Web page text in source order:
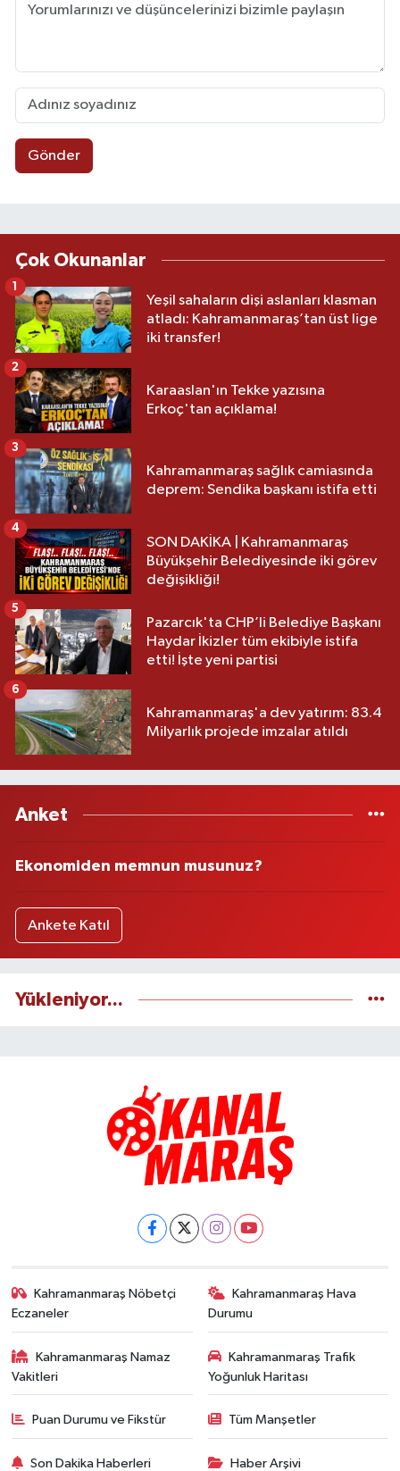
Gönder
Çok Okunanlar
Yeşil sahaların dişi aslanları klasman
atladı: Kahramanmaraş’tan üst lige
iki transfer!
1
Karaaslan'ın Tekke yazısına
Erkoç'tan açıklama!
2
Kahramanmaraş sağlık camiasında
deprem: Sendika başkanı istifa etti
3
SON DAKİKA | Kahramanmaraş
Büyükşehir Belediyesinde iki görev
değişikliği!
4
Pazarcık'ta CHP’li Belediye Başkanı
Haydar İkizler tüm ekibiyle istifa
etti! İşte yeni partisi
5
Kahramanmaraş'a dev yatırım: 83.4
Milyarlık projede imzalar atıldı
6
Anket
Ekonomiden memnun musunuz?
Ankete Katıl
Yükleniyor...
Kahramanmaraş Nöbetçi
Eczaneler
Kahramanmaraş Hava
Durumu
Kahramanmaraş Namaz
Vakitleri
Kahramanmaraş Trafik
Yoğunluk Haritası
Puan Durumu ve Fikstür Tüm Manşetler
Son Dakika Haberleri Haber Arşivi